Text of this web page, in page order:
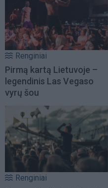
Renginiai
Pirmą kartą Lietuvoje –
legendinis Las Vegaso
vyrų šou
Renginiai